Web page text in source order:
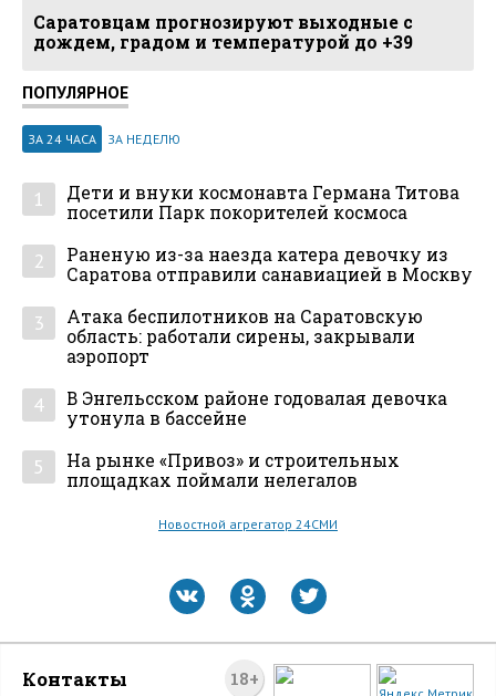
Саратовцам прогнозируют выходные с
дождем, градом и температурой до +39
ПОПУЛЯРНОЕ
ЗА 24 ЧАСА ЗА НЕДЕЛЮ
1
Дети и внуки космонавта Германа Титова
посетили Парк покорителей космоса
2
Раненую из-за наезда катера девочку из
Саратова отправили санавиацией в Москву
3
Атака беспилотников на Саратовскую
область: работали сирены, закрывали
аэропорт
4
В Энгельсском районе годовалая девочка
утонула в бассейне
5
На рынке «Привоз» и строительных
площадках поймали нелегалов
Новостной агрегатор 24СМИ
18+
Контакты